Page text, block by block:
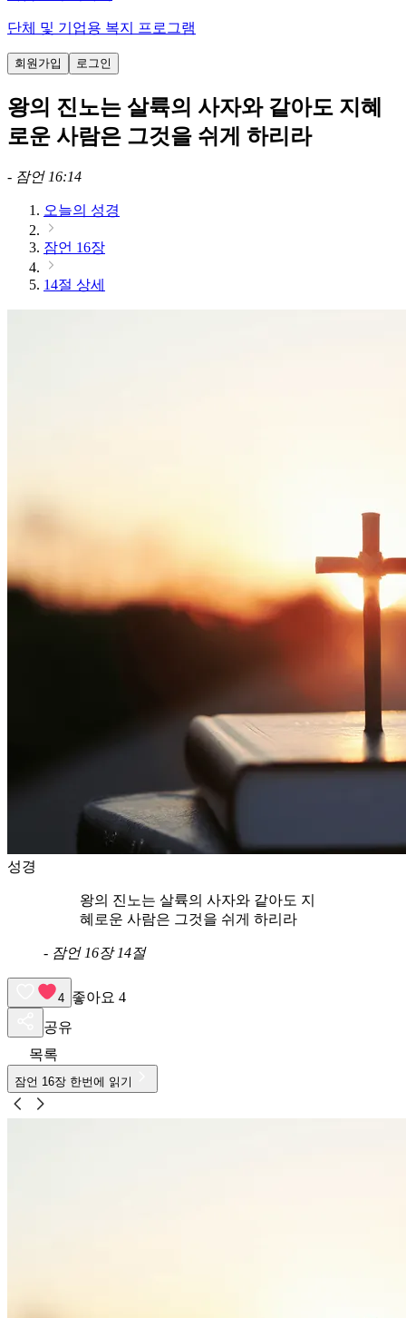
단체 및 기업용 복지 프로그램
회원가입 로그인
왕의 진노는 살륙의 사자와 같아도 지혜
로운 사람은 그것을 쉬게 하리라
- 잠언 16:14
오늘의 성경
잠언 16장
14절 상세
성경
왕의 진노는 살륙의 사자와 같아도 지
혜로운 사람은 그것을 쉬게 하리라
- 잠언 16장 14절
4 좋아요 4
공유
목록
잠언 16장 한번에 읽기